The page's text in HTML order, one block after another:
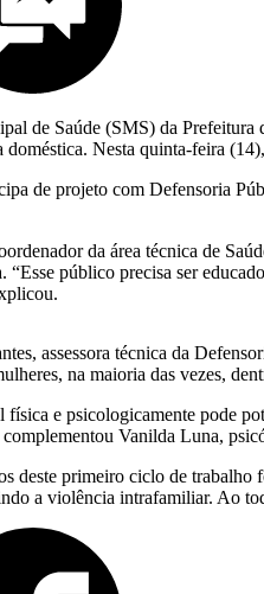
de Saúde (SMS) da Prefeitura
doméstica. Nesta quinta-feira
da área técnica de
“Esse público precisa ser
assessora técnica da
na maioria das vezes,
física e psicologicamente pode
Vanilda Luna,
deste primeiro ciclo de trabalho
a violência intrafamiliar. Ao